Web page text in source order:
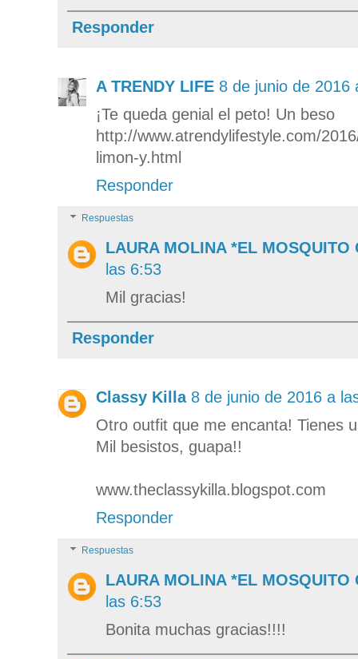
Responder
A TRENDY LIFE 8 de junio de 2016
¡Te queda genial el peto! Un beso
http://www.atrendylifestyle.com/
limon-y.html
Responder
Respuestas
LAURA MOLINA *EL MOSQUITO
las 6:53
Mil gracias!
Responder
Classy Killa 8 de junio de 2016 a
Otro outfit que me encanta! Tienes
Mil besistos, guapa!!
www.theclassykilla.blogspot.com
Responder
Respuestas
LAURA MOLINA *EL MOSQUITO
las 6:53
Bonita muchas gracias!!!!